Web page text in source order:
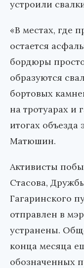
устроили
«В местах, где
остается
бордюры
образуются
бортовых
на тротуарах и
итогах
Матюшин.
Активисты
Стасова,
Гагаринского
отправлен в
устранены.
конца месяца
обозначенных